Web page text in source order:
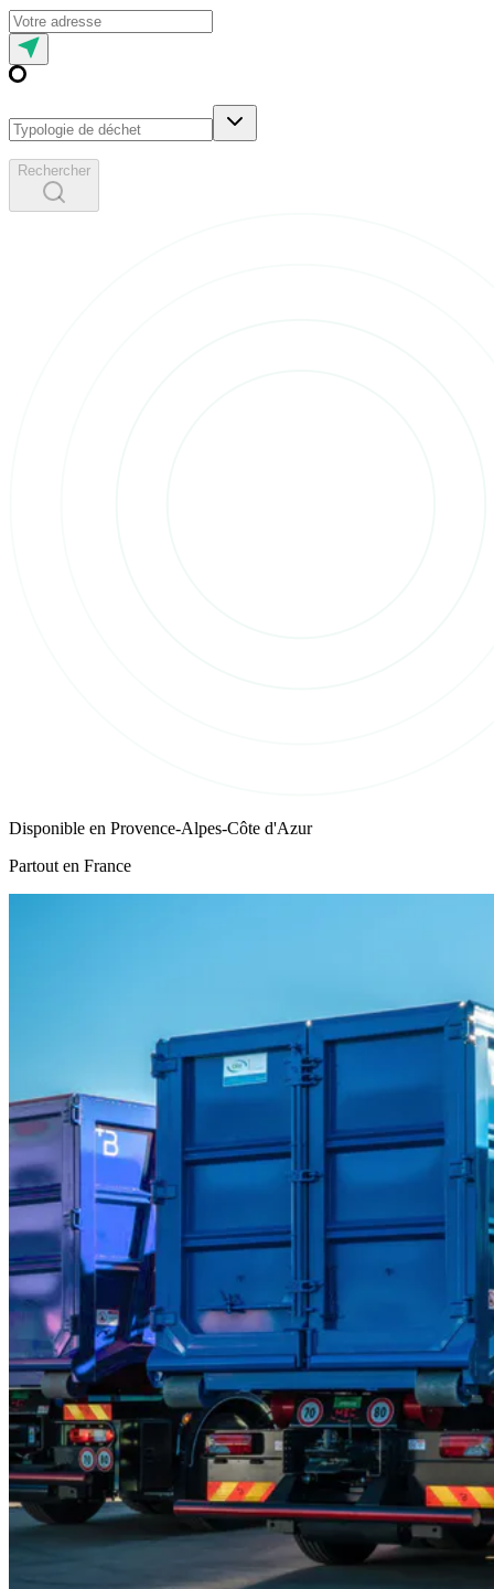
Rechercher
Disponible en Provence-Alpes-Côte d'Azur
Partout en France